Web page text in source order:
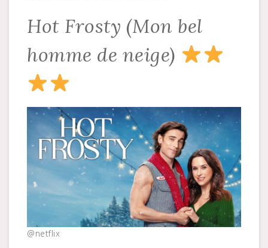
Hot Frosty (Mon bel
homme de neige)
@netflix